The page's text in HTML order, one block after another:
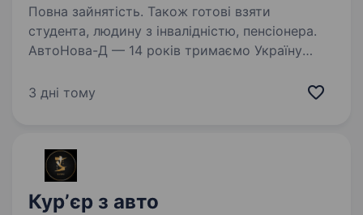
Повна зайнятість. Також готові взяти
студента, людину з інвалідністю, пенсіонера.
Ав­то­Но­ва-Д — 14 ро­ків три­ма­є­мо Укра­ї­ну
за кер­мом. Ми за­без­пе­чу­є­мо кра­ї­ну ав­то­зап­
3 дні тому
Курʼєр з авто